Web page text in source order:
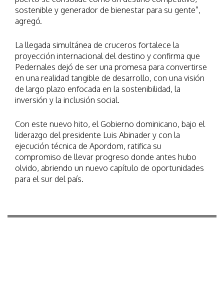
sostenible y generador de bienestar para su gente”,
agregó.
La llegada simultánea de cruceros fortalece la
proyección internacional del destino y confirma que
Pedernales dejó de ser una promesa para convertirse
en una realidad tangible de desarrollo, con una visión
de largo plazo enfocada en la sostenibilidad, la
inversión y la inclusión social.
Con este nuevo hito, el Gobierno dominicano, bajo el
liderazgo del presidente Luis Abinader y con la
ejecución técnica de Apordom, ratifica su
compromiso de llevar progreso donde antes hubo
olvido, abriendo un nuevo capítulo de oportunidades
para el sur del país.